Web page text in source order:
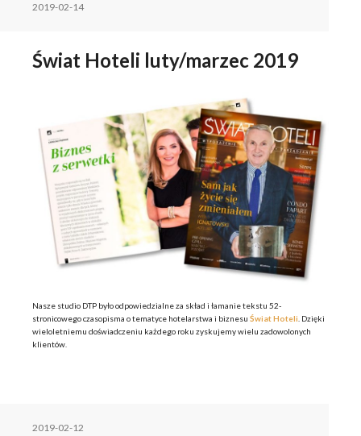
2019-02-14
Świat Hoteli luty/marzec 2019
Nasze studio DTP było odpowiedzialne za skład i łamanie tekstu 52-
stronicowego czasopisma o tematyce hotelarstwa i biznesu Świat Hoteli . Dzięki
wieloletniemu doświadczeniu każdego roku zyskujemy wielu zadowolonych
klientów.
2019-02-12